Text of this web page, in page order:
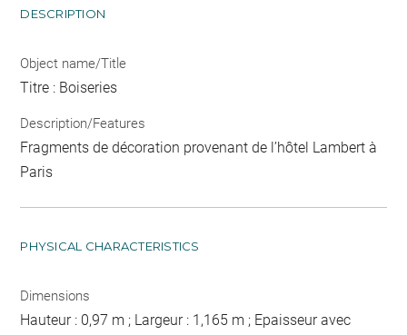
DESCRIPTION
Object name/Title
Titre : Boiseries
Description/Features
Fragments de décoration provenant de l’hôtel Lambert à
Paris
PHYSICAL CHARACTERISTICS
Dimensions
Hauteur : 0,97 m ; Largeur : 1,165 m ; Epaisseur avec